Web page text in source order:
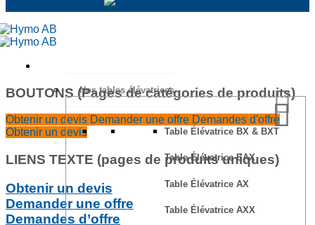
Nos tables élévatrices
Table Élévatrice BX & BXT
Table Élévatrice EAX
Table Élévatrice AX
Table Élévatrice AXX
BOUTONS (Pages de catégories de produits)
Obtenir un devis Demander une offre Demandes d'offre
Obtenir un devis
LIENS TEXTE (pages de produits uniques)
Obtenir un devis
Demander une offre
Demandes d’offre